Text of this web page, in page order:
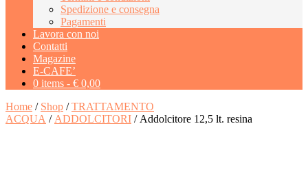
Spedizione e consegna
Pagamenti
Lavora con noi
Contatti
Magazine
E-CAFE’
0 items - € 0,00
Home / Shop /TRATTAMENTO
ACQUA / ADDOLCITORI / Addolcitore 12,5 lt. resina